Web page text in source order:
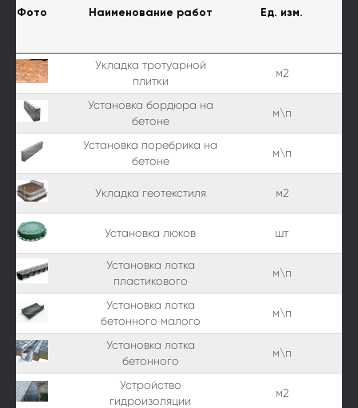
Фото Наименование работ Ед. изм.
Укладка тротуарной
плитки
м2
Установка бордюра на
бетоне
м\п
Установка поребрика на
бетоне
м\п
Укладка геотекстиля м2
Установка люков шт
Установка лотка
пластикового
м\п
Установка лотка
бетонного малого
м\п
Установка лотка
бетонного
м\п
Устройство
гидроизоляции
м2